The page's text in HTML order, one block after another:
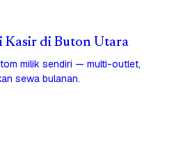
Kasir di Buton Utara
milik sendiri — multi-outlet,
sewa bulanan.